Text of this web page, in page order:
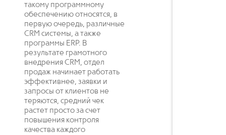
такому программному
обеспечению относятся, в
первую очередь, различные
CRM системы, а также
программы ERP. В
результате грамотного
внедрения CRM, отдел
продаж начинает работать
эффективнее, заявки и
запросы от клиентов не
теряются, средний чек
растет просто за счет
повышения контроля
качества каждого